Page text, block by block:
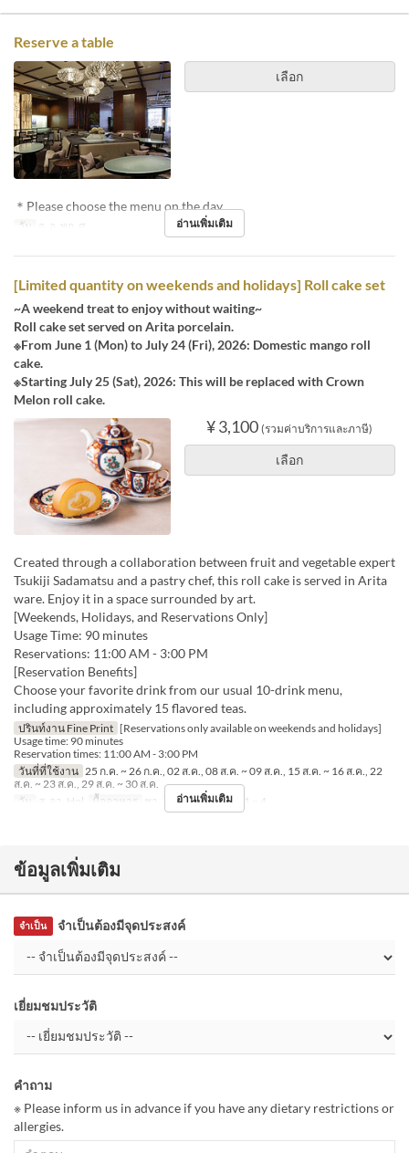
Reserve a table
เลือก
＊Please choose the menu on the day.
วัน จ, อ, พฤ, ศ อ่านเพิ่มเติม
[Limited quantity on weekends and holidays] Roll cake set
~A weekend treat to enjoy without waiting~
Roll cake set served on Arita porcelain.
※From June 1 (Mon) to July 24 (Fri), 2026: Domestic mango roll
cake.
※Starting July 25 (Sat), 2026: This will be replaced with Crown
Melon roll cake.
¥ 3,100 (รวมค่าบริการและภาษี)
เลือก
Created through a collaboration between fruit and vegetable expert
Tsukiji Sadamatsu and a pastry chef, this roll cake is served in Arita
ware. Enjoy it in a space surrounded by art.
[Weekends, Holidays, and Reservations Only]
Usage Time: 90 minutes
Reservations: 11:00 AM - 3:00 PM
[Reservation Benefits]
Choose your favorite drink from our usual 10-drink menu,
including approximately 15 flavored teas.
ปรินท์งาน Fine Print [Reservations only available on weekends and holidays]
Usage time: 90 minutes
Reservation times: 11:00 AM - 3:00 PM
วันที่ที่ใช้งาน 25 ก.ค. ~ 26 ก.ค., 02 ส.ค., 08 ส.ค. ~ 09 ส.ค., 15 ส.ค. ~ 16 ส.ค., 22
ส.ค. ~ 23 ส.ค., 29 ส.ค. ~ 30 ส.ค.
วัน
ส, อา, Hol มื้ออาหาร จำกัดการสั่งซื้อ 1 ~ 4
อ่านเพิ่มเติม
ข้อมูลเพิ่มเติม
จำเป็นต้องมีจุดประสงค์
จำเป็น
เยี่ยมชมประวัติ
คำถาม
※ Please inform us in advance if you have any dietary restrictions or
allergies.